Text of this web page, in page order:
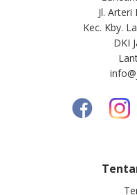
Jl. Arteri
Kec. Kby.
DKI